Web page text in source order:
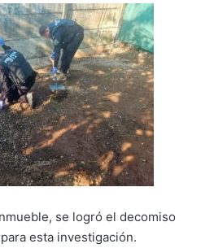
se logró el decomiso
esta investigación.